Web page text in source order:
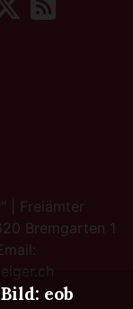
eob
| Freiämter
Bremgarten 1